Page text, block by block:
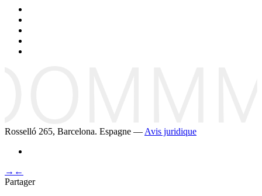
Rosselló 265, Barcelona. Espagne — Avis juridique
→ ←
Partager